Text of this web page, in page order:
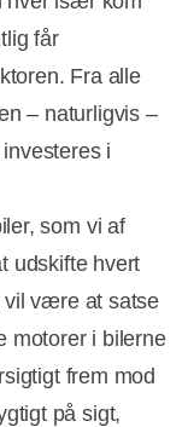
får
Fra alle
– naturligvis –
i
som vi af
udskifte hvert
vil være at satse
motorer i bilerne
frem mod
på sigt,